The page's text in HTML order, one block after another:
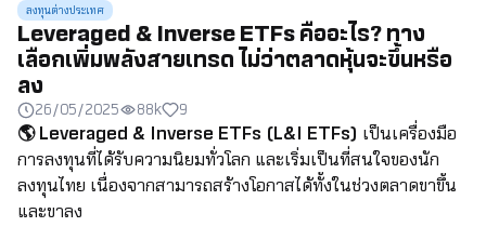
ลงทุนต่างประเทศ
Leveraged & Inverse ETFs คืออะไร? ทาง
เลือกเพิ่มพลังสายเทรด ไม่ว่าตลาดหุ้นจะขึ้นหรือ
ลง
26/05/2025 88k 9
🌎 Leveraged & Inverse ETFs (L&I ETFs) เป็นเครื่องมือ
การลงทุนที่ได้รับความนิยมทั่วโลก และเริ่มเป็นที่สนใจของนัก
ลงทุนไทย เนื่องจากสามารถสร้างโอกาสได้ทั้งในช่วงตลาดขาขึ้น
และขาลง